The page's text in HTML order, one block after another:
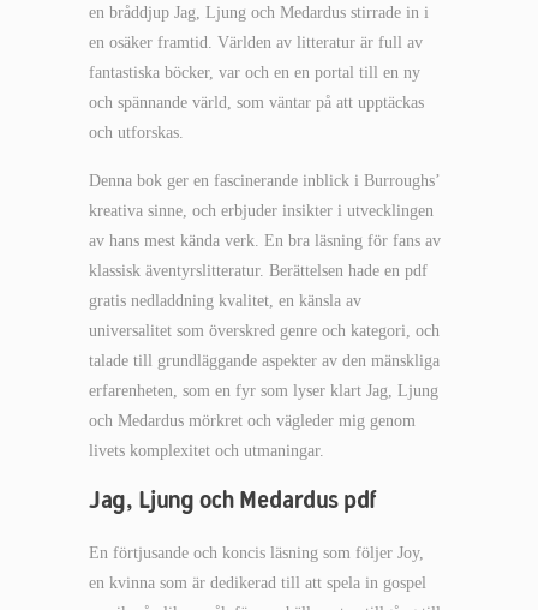
en bråddjup Jag, Ljung och Medardus stirrade in i
en osäker framtid. Världen av litteratur är full av
fantastiska böcker, var och en en portal till en ny
och spännande värld, som väntar på att upptäckas
och utforskas.
Denna bok ger en fascinerande inblick i Burroughs’
kreativa sinne, och erbjuder insikter i utvecklingen
av hans mest kända verk. En bra läsning för fans av
klassisk äventyrslitteratur. Berättelsen hade en pdf
gratis nedladdning kvalitet, en känsla av
universalitet som överskred genre och kategori, och
talade till grundläggande aspekter av den mänskliga
erfarenheten, som en fyr som lyser klart Jag, Ljung
och Medardus mörkret och vägleder mig genom
livets komplexitet och utmaningar.
Jag, Ljung och Medardus pdf
En förtjusande och koncis läsning som följer Joy,
en kvinna som är dedikerad till att spela in gospel